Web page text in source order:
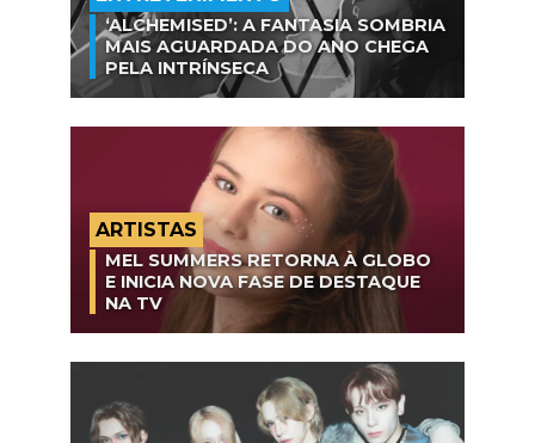
‘ALCHEMISED’: A FANTASIA SOMBRIA
MAIS AGUARDADA DO ANO CHEGA
PELA INTRÍNSECA
ARTISTAS
MEL SUMMERS RETORNA À GLOBO
E INICIA NOVA FASE DE DESTAQUE
NA TV